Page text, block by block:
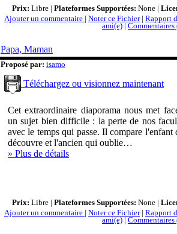
Prix: Libre | Plateformes Supportées: None |
Ajouter un commentaire | Noter ce Fichier| Rapport
ami(e) | Commentaires
Papa, Maman
Proposé par: isamo
Téléchargez ou visionnez maintenant
Cet extraordinaire diaporama nous met
un sujet bien difficile : la perte de nos
avec le temps qui passe. Il compare l'enfant
découvre et l'ancien qui oublie…
» Plus de détails
Prix: Libre | Plateformes Supportées: None |
Ajouter un commentaire | Noter ce Fichier| Rapport
ami(e) | Commentaires